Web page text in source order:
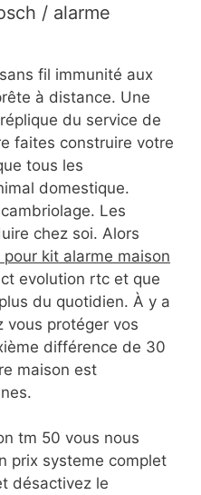
/ alarme
fil immunité aux
à distance. Une
du service de
faites construire votre
tous les
domestique.
cambriolage. Les
chez soi. Alors
kit alarme maison
evolution rtc et que
du quotidien. À y a
vous protéger vos
différence de 30
maison est
tm 50 vous nous
prix systeme complet
désactivez le